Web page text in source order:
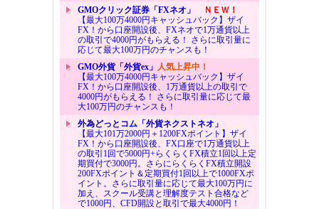
GMOクリック証券「FXネオ」
ＮＥＷ！
【最大100万4000円キャッシュバック】ザイ
FX！から口座開設後、FXネオで1万通貨以上
の取引で4000円がもらえる！ さらに取引量に
応じて最大100万円のチャンスも！
GMO外貨「外貨ex」 人気上昇中！
【最大100万4000円キャッシュバック】ザイ
FX！から口座開設後、1万通貨以上の取引で
4000円がもらえる！ さらに取引量に応じて最
大100万円のチャンスも！
外為どっとコム「外貨ネクストネオ」
【最大101万2000円＋1200FXポイント】ザイ
FX！から口座開設後、FX口座で1万通貨以上
の取引1回で5000円+らくらくFX積立1回以上定
期買付で3000円。さらにらくらくFX積立開設
200FXポイント＆定期買付1回以上で1000FXポ
イント。さらに取引量に応じて最大100万円に
加え、スクール受講と理解度テスト合格など
で1000円、CFD開設と取引で最大4000円！